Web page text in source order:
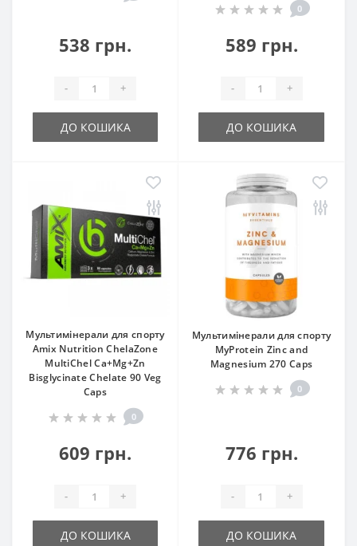
538 грн.
- +
ДО КОШИКА
0
589 грн.
- +
ДО КОШИКА
Мультимінерали для спорту
Amix Nutrition ChelaZone
MultiChel Ca+Mg+Zn
Bisglycinate Chelate 90 Veg
Caps
0
609 грн.
- +
ДО КОШИКА
Мультимінерали для спорту
MyProtein Zinc and
Magnesium 270 Caps
0
776 грн.
- +
ДО КОШИКА